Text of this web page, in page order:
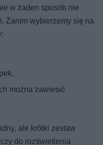
w żaden sposób nie
Zanim wybierzemy się na
można zawiesić
ale krótki zestaw
do rozświetlenia